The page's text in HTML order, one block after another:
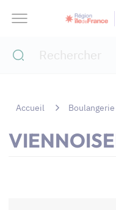
Accueil Boulangerie